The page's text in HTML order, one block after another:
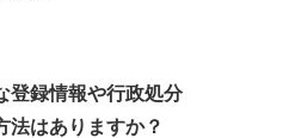
登録情報や行政処分
法はありますか？